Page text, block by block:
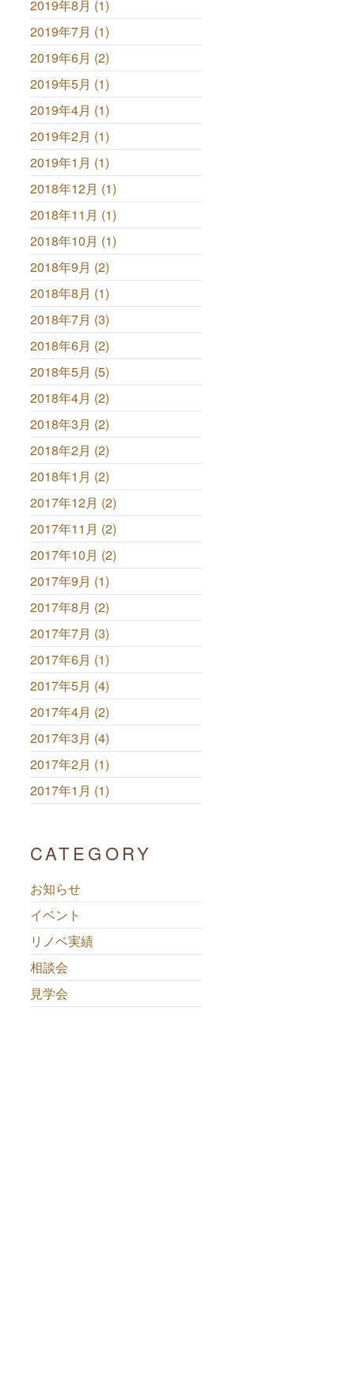
2019年8月 (1)
2019年7月 (1)
2019年6月 (2)
2019年5月 (1)
2019年4月 (1)
2019年2月 (1)
2019年1月 (1)
2018年12月 (1)
2018年11月 (1)
2018年10月 (1)
2018年9月 (2)
2018年8月 (1)
2018年7月 (3)
2018年6月 (2)
2018年5月 (5)
2018年4月 (2)
2018年3月 (2)
2018年2月 (2)
2018年1月 (2)
2017年12月 (2)
2017年11月 (2)
2017年10月 (2)
2017年9月 (1)
2017年8月 (2)
2017年7月 (3)
2017年6月 (1)
2017年5月 (4)
2017年4月 (2)
2017年3月 (4)
2017年2月 (1)
2017年1月 (1)
CATEGORY
お知らせ
イベント
リノベ実績
相談会
見学会